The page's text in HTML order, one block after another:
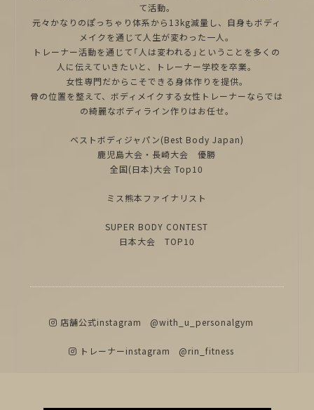
て活動。
元々かなりのぽっちゃり体系から13kg減量し、自身もボディ
メイクを通じて人生が変わった一人。
トレーナー活動を通じて「人は変われる」ということを多くの
人に伝えていきたいと、トレーナー学校を卒業。
女性専門だからこそできる身体作りを提供。
骨の位置を整えて、ボディメイクする女性トレーナーならでは
の綺麗なボディライン作りはお任せ。
ベストボディジャパン(Best Body Japan)
鹿児島大会・長崎大会 優勝
全国(日本)大会 Top10
ミス熊本ファイナリスト
SUPER BODY CONTEST
日本大会 TOP10
店舗公式instagram @with_u_personalgym
トレーナーinstagram @rin_fitness